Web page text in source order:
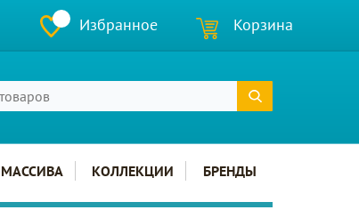
Избранное Корзина
КОЛЛЕКЦИИ БРЕНДЫ